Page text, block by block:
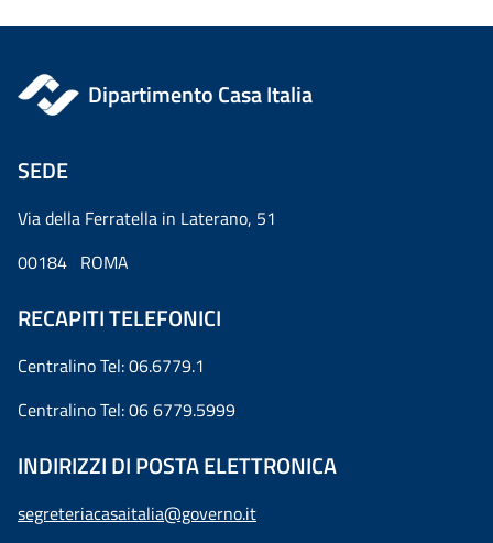
Dipartimento Casa Italia
SEDE
Via della Ferratella in Laterano, 51
00184 ROMA
RECAPITI TELEFONICI
Centralino Tel: 06.6779.1
Centralino Tel: 06 6779.5999
INDIRIZZI DI POSTA ELETTRONICA
segreteriacasaitalia@governo.it